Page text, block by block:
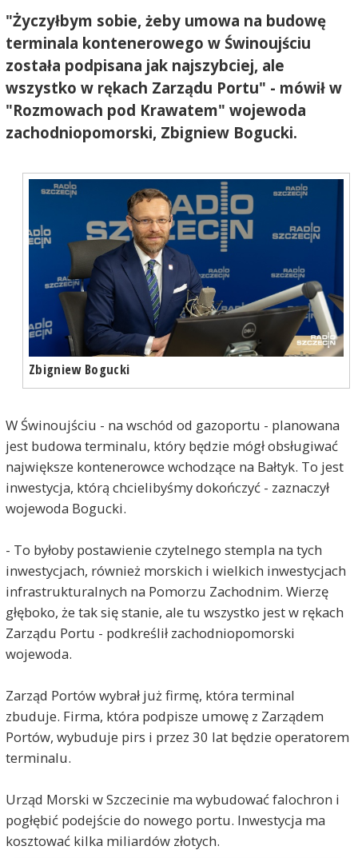
"Życzyłbym sobie, żeby umowa na budowę
terminala kontenerowego w Świnoujściu
została podpisana jak najszybciej, ale
wszystko w rękach Zarządu Portu" - mówił w
"Rozmowach pod Krawatem" wojewoda
zachodniopomorski, Zbigniew Bogucki.
Zbigniew Bogucki
W Świnoujściu - na wschód od gazoportu - planowana
jest budowa terminalu, który będzie mógł obsługiwać
największe kontenerowce wchodzące na Bałtyk. To jest
inwestycja, którą chcielibyśmy dokończyć - zaznaczył
wojewoda Bogucki.
- To byłoby postawienie czytelnego stempla na tych
inwestycjach, również morskich i wielkich inwestycjach
infrastrukturalnych na Pomorzu Zachodnim. Wierzę
głęboko, że tak się stanie, ale tu wszystko jest w rękach
Zarządu Portu - podkreślił zachodniopomorski
wojewoda.
Zarząd Portów wybrał już firmę, która terminal
zbuduje. Firma, która podpisze umowę z Zarządem
Portów, wybuduje pirs i przez 30 lat będzie operatorem
terminalu.
Urząd Morski w Szczecinie ma wybudować falochron i
pogłębić podejście do nowego portu. Inwestycja ma
kosztować kilka miliardów złotych.